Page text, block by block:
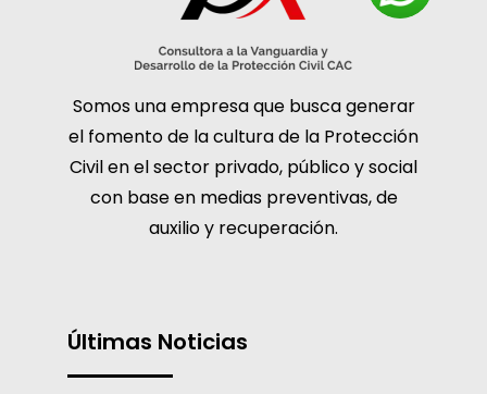
Somos una empresa que busca generar
el fomento de la cultura de la Protección
Civil en el sector privado, público y social
con base en medias preventivas, de
auxilio y recuperación.
Últimas Noticias